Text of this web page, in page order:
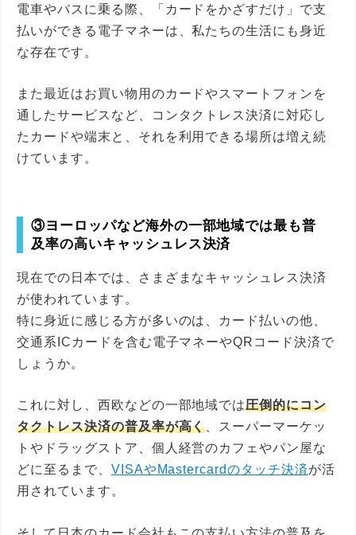
電車やバスに乗る際、「カードをかざすだけ」で支
払いができる電子マネーは、私たちの生活にも身近
な存在です。
また最近はお買い物用のカードやスマートフォンを
通したサービスなど、コンタクトレス決済に対応し
たカードや端末と、それを利用できる場所は増え続
けています。
③ヨーロッパなど海外の一部地域では最も普
及率の高いキャッシュレス決済
現在での日本では、さまざまなキャッシュレス決済
が使われています。
特に身近に感じる方が多いのは、カード払いの他、
交通系ICカードを含む電子マネーやQRコード決済で
しょうか。
これに対し、西欧などの一部地域では圧倒的にコン
タクトレス決済の普及率が高く 、スーパーマーケッ
トやドラッグストア、個人経営のカフェやパン屋な
どに至るまで、 VISAやMastercardのタッチ決済が活
用されています。